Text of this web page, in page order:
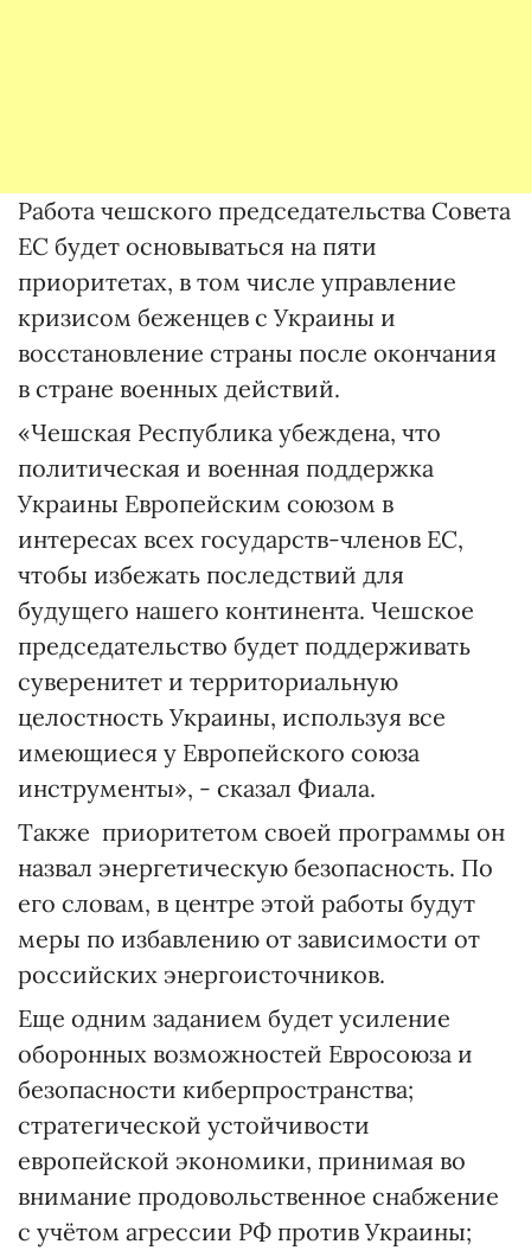
Работа чешского председательства Совета
ЕС будет основываться на пяти
приоритетах, в том числе управление
кризисом беженцев с Украины и
восстановление страны после окончания
в стране военных действий.
«Чешская Республика убеждена, что
политическая и военная поддержка
Украины Европейским союзом в
интересах всех государств-членов ЕС,
чтобы избежать последствий для
будущего нашего континента. Чешское
председательство будет поддерживать
суверенитет и территориальную
целостность Украины, используя все
имеющиеся у Европейского союза
инструменты», - сказал Фиала.
Также приоритетом своей программы он
назвал энергетическую безопасность. По
его словам, в центре этой работы будут
меры по избавлению от зависимости от
российских энергоисточников.
Еще одним заданием будет усиление
оборонных возможностей Евросоюза и
безопасности киберпространства;
стратегической устойчивости
европейской экономики, принимая во
внимание продовольственное снабжение
с учётом агрессии РФ против Украины;